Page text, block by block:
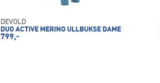
DEVOLD
DUO ACTIVE MERINO ULLBUKSE DAME
799,-